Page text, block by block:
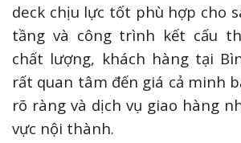
deck chịu lực tốt phù hợp cho
tầng và công trình kết cấu
chất lượng, khách hàng tại
rất quan tâm đến giá cả minh
rõ ràng và dịch vụ giao hàng
vực nội thành.